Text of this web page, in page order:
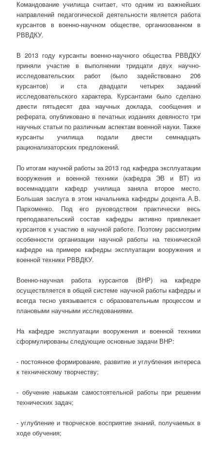
Командование училища считает, что одним из важнейших
направлений педагогической деятельности является работа
курсантов в военно-научном обществе, организованном в
РВВДКУ.
В 2013 году курсанты военно-научного общества РВВДКУ
приняли участие в выполнении тридцати двух научно-
исследовательских работ (было задействовано 206
курсантов) и ста двадцати четырех заданий
исследовательского характера. Курсантами было сделано
двести пятьдесят два научных доклада, сообщения и
реферата, опубликовано в печатных изданиях девяносто три
научных статьи по различным аспектам военной науки. Также
курсанты училища подали двести семнадцать
рационализаторских предложений.
По итогам научной работы за 2013 год кафедра эксплуатации
вооружения и военной техники (кафедра ЭВ и ВТ) из
восемнадцати кафедр училища заняла второе место.
Большая заслуга в этом начальника кафедры доцента А.В.
Пархоменко. Под его руководством практически весь
преподавательский состав кафедры активно привлекает
курсантов к участию в научной работе. Поэтому рассмотрим
особенности организации научной работы на технической
кафедре на примере кафедры эксплуатации вооружения и
военной техники РВВДКУ.
Военно-научная работа курсантов (ВНР) на кафедре
осуществляется в общей системе научной работы кафедры и
всегда тесно увязывается с образовательным процессом и
плановыми научными исследованиями.
На кафедре эксплуатации вооружения и военной техники
сформулированы следующие основные задачи ВНР:
- постоянное формирование, развитие и углубления интереса
к техническому творчеству;
- обучение навыкам самостоятельной работы при решении
технических задач;
- углубление и творческое восприятие знаний, получаемых в
ходе обучения;